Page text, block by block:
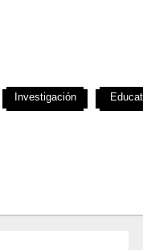
Investigación